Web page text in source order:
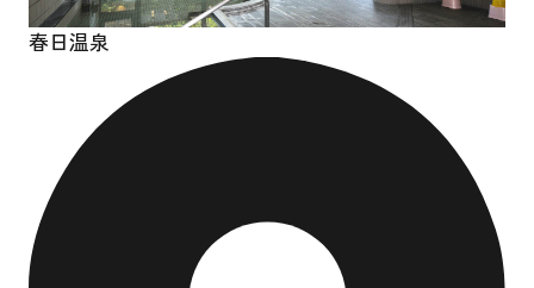
春日温泉